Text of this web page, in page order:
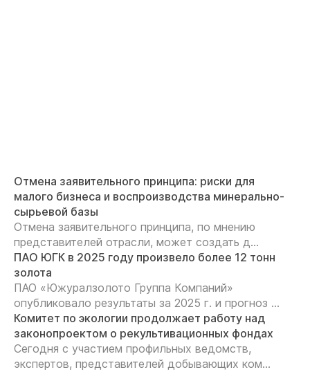
Отмена заявительного принципа: риски для
малого бизнеса и воспроизводства минерально-
сырьевой базы
Отмена заявительного принципа, по мнению
представителей отрасли, может создать д...
ПАО ЮГК в 2025 году произвело более 12 тонн
золота
ПАО «Южуралзолото Группа Компаний»
опубликовало результаты за 2025 г. и прогноз ...
Комитет по экологии продолжает работу над
законопроектом о рекультивационных фондах
Сегодня с участием профильных ведомств,
экспертов, представителей добывающих ком...